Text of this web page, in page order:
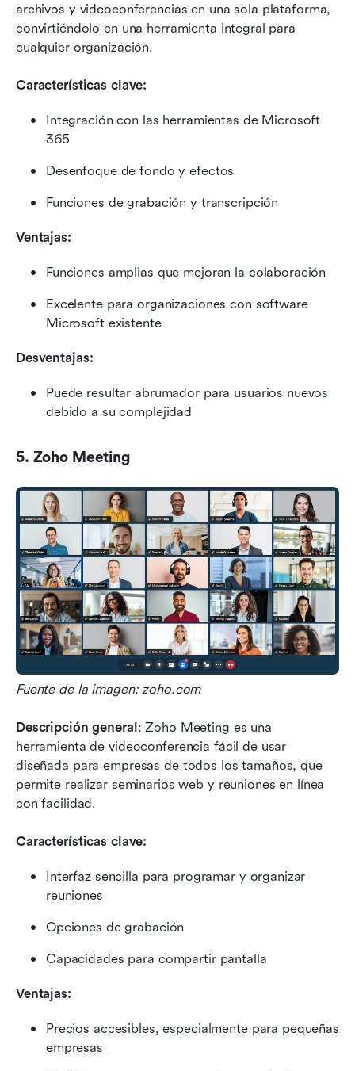
archivos y videoconferencias en una sola plataforma,
convirtiéndolo en una herramienta integral para
cualquier organización.
Características clave:
Integración con las herramientas de Microsoft
365
Desenfoque de fondo y efectos
Funciones de grabación y transcripción
Ventajas:
Funciones amplias que mejoran la colaboración
Excelente para organizaciones con software
Microsoft existente
Desventajas:
Puede resultar abrumador para usuarios nuevos
debido a su complejidad
5. Zoho Meeting
Fuente de la imagen: zoho.com
Descripción general : Zoho Meeting es una
herramienta de videoconferencia fácil de usar
diseñada para empresas de todos los tamaños, que
permite realizar seminarios web y reuniones en línea
con facilidad.
Características clave:
Interfaz sencilla para programar y organizar
reuniones
Opciones de grabación
Capacidades para compartir pantalla
Ventajas:
Precios accesibles, especialmente para pequeñas
empresas